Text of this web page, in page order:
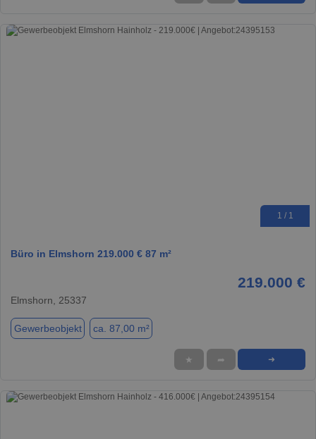
1 / 1
Büro in Elmshorn 219.000 € 87 m²
219.000 €
Elmshorn, 25337
Gewerbeobjekt ca. 87,00 m²
★ ➦ ➜